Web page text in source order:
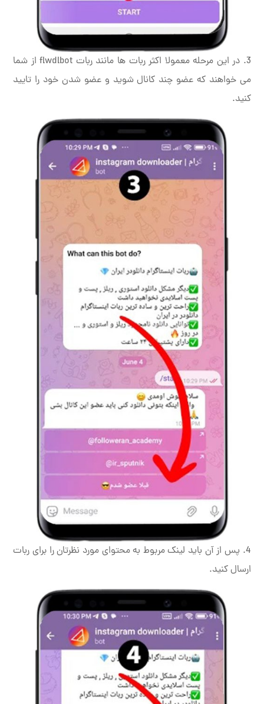
3. در این مرحله معمولا اکثر ربات ها مانند ربات flwdlbot از شما
می خواهند که عضو چند کانال شوید و عضو شدن خود را تایید
کنید.
4. پس از آن باید لینک مربوط به محتوای مورد نظرتان را برای ربات
ارسال کنید.